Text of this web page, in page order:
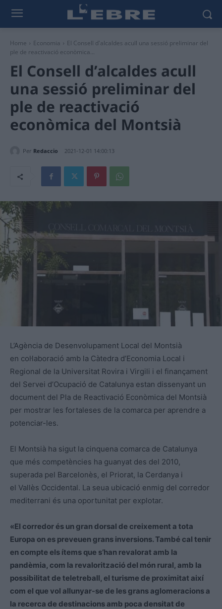
Home Economia
El Consell d'alcaldes acull una sessió preliminar del
ple de reactivació econòmica...
El Consell d’alcaldes acull
una sessió preliminar del
ple de reactivació
econòmica del Montsià
Per Redaccio 2021-12-01 14:00:13
L’Agència de Desenvolupament Local del Montsià
en col·laboració amb la Càtedra d’Economia Local i
Regional de la Universitat Rovira i Virgili i el finançament
del Servei d’Ocupació de Catalunya estan dissenyant un
document del Pla de Reactivació Econòmica del Montsià
per mostrar les fortaleses de la comarca per aprendre a
potenciar-les.
El Montsià ha sigut la cinquena comarca de Catalunya
que més competències ha guanyat des del 2010,
superada pel Barcelonès, el Priorat, la Cerdanya i
el Vallès Occidental. La seua ubicació enmig del corredor
mediterrani és una oportunitat per explotar.
«El corredor és un gran dorsal de creixement a tota
Europa on es preveuen grans inversions. També cal tenir
en compte els ítems que s’han revalorat amb la
pandèmia, com la revalorització del món rural, amb la
possibilitat de teletreball, el turisme de proximitat així
com el que vol allunyar-se de les grans aglomeracions a
la recerca de destinacions amb poca densitat de